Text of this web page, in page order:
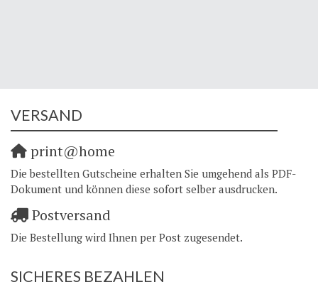
VERSAND
print@home
Die bestellten Gutscheine erhalten Sie umgehend als PDF-
Dokument und können diese sofort selber ausdrucken.
Postversand
Die Bestellung wird Ihnen per Post zugesendet.
SICHERES BEZAHLEN